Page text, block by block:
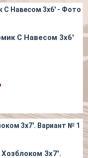
С Навесом 3х6'
3х7'.